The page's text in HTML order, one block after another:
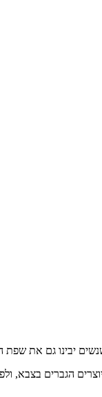
יבינו גם את שפת
הגברים בצבא,